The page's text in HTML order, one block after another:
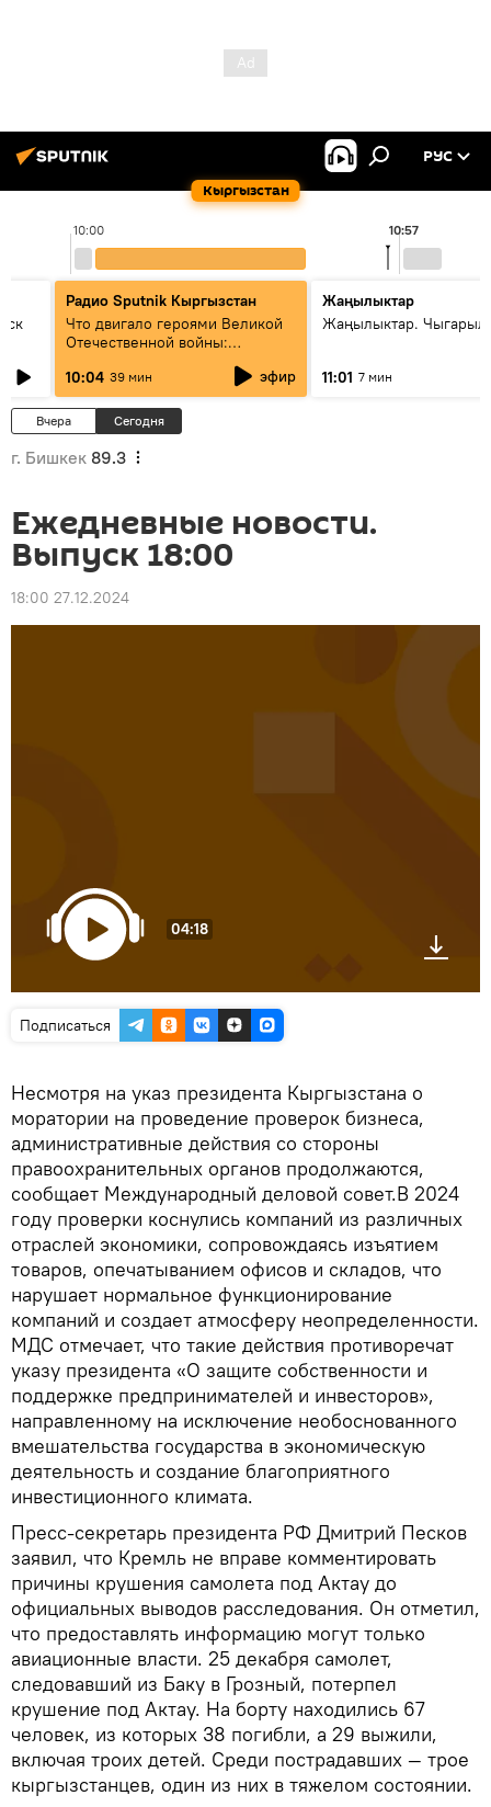
Кыргызстан
РУС
10:00 10:57
Радио Sputnik Кыргызстан
Что двигало героями Великой
Отечественной войны:
Тулебердиева
10:04 39 мин эфир
Жаңылыктар
Жаңылыктар.
11:01 7 мин
Вчера Сегодня
г. Бишкек 89.3
Ежедневные новости.
Выпуск 18:00
18:00 27.12.2024
04:18
Подписаться
Несмотря на указ президента Кыргызстана о
моратории на проведение проверок бизнеса,
административные действия со стороны
правоохранительных органов продолжаются,
сообщает Международный деловой совет.В 2024
году проверки коснулись компаний из различных
отраслей экономики, сопровождаясь изъятием
товаров, опечатыванием офисов и складов, что
нарушает нормальное функционирование
компаний и создает атмосферу неопределенности.
МДС отмечает, что такие действия противоречат
указу президента «О защите собственности и
поддержке предпринимателей и инвесторов»,
направленному на исключение необоснованного
вмешательства государства в экономическую
деятельность и создание благоприятного
инвестиционного климата.
Пресс-секретарь президента РФ Дмитрий Песков
заявил, что Кремль не вправе комментировать
причины крушения самолета под Актау до
официальных выводов расследования. Он отметил,
что предоставлять информацию могут только
авиационные власти. 25 декабря самолет,
следовавший из Баку в Грозный, потерпел
крушение под Актау. На борту находились 67
человек, из которых 38 погибли, а 29 выжили,
включая троих детей. Среди пострадавших — трое
кыргызстанцев, один из них в тяжелом состоянии.